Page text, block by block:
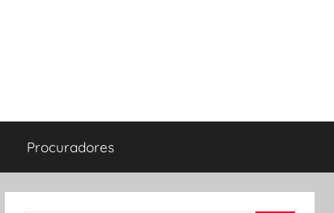
Procuradores